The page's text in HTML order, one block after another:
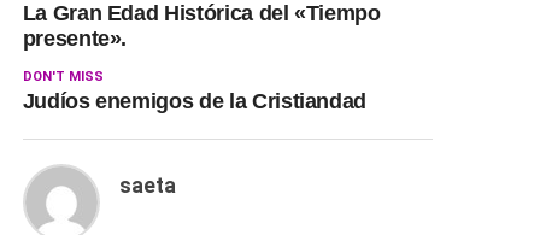
La Gran Edad Histórica del «Tiempo
presente».
DON'T MISS
Judíos enemigos de la Cristiandad
saeta